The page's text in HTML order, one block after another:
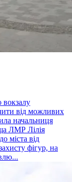
вокзалу
від можливих
начальниця
ЛМР Лілія
міста від
фігур, на